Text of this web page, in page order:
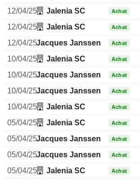
12/04/25
Jalenia SC Achat
12/04/25
Jalenia SC Achat
12/04/25Jacques Janssen Achat
10/04/25
Jalenia SC Achat
10/04/25Jacques Janssen Achat
10/04/25Jacques Janssen Achat
10/04/25
Jalenia SC Achat
05/04/25
Jalenia SC Achat
05/04/25Jacques Janssen Achat
05/04/25Jacques Janssen Achat
05/04/25
Jalenia SC Achat